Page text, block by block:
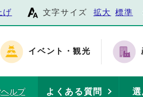
げ 文字サイズ 拡大 標準
イベント・観光
ルプ よくある質問